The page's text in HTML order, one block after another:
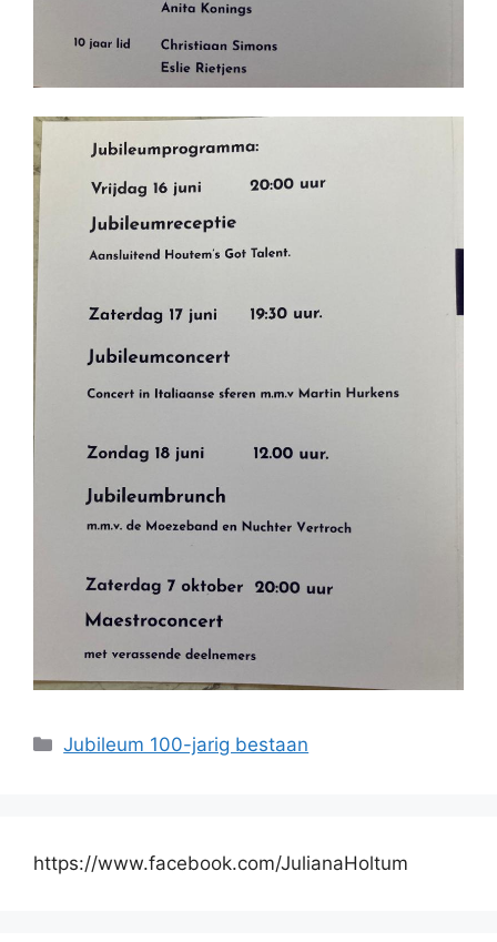
Categorieën
Jubileum 100-jarig bestaan
https://www.facebook.com/JulianaHoltum